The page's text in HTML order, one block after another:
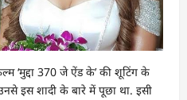
‘मुद्दा 370 जे ऐंड के’ की शूटिंग के
इस शादी के बारे में पूछा था. इसी